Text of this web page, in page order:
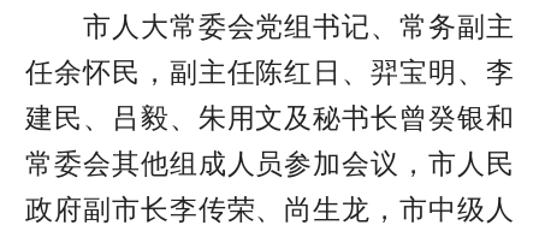
市人大常委会党组书记、常务副主
任余怀民，副主任陈红日、羿宝明、李
建民、吕毅、朱用文及秘书长曾癸银和
常委会其他组成人员参加会议，市人民
政府副市长李传荣、尚生龙，市中级人